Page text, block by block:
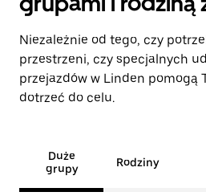
Niezależnie od tego, czy
przestrzeni, czy specjalnych
przejazdów w Linden pomogą
dotrzeć do celu.
Duże
grupy
Rodziny